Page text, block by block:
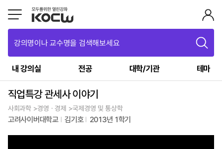
강의명이나 교수명을 검색해보세요
내 강의실 전공 대학/기관 테마
직업특강 관세사 이야기
사회과학 >경영ㆍ경제 >국제경영 및 통상학
고려사이버대학교 김기호 2013년 1학기